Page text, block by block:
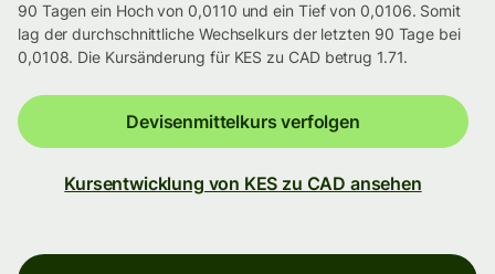
90 Tagen ein Hoch von 0,0110 und ein Tief von 0,0106. Somit
lag der durchschnittliche Wechselkurs der letzten 90 Tage bei
0,0108. Die Kursänderung für KES zu CAD betrug 1.71.
Devisenmittelkurs verfolgen
Kursentwicklung von KES zu CAD ansehen